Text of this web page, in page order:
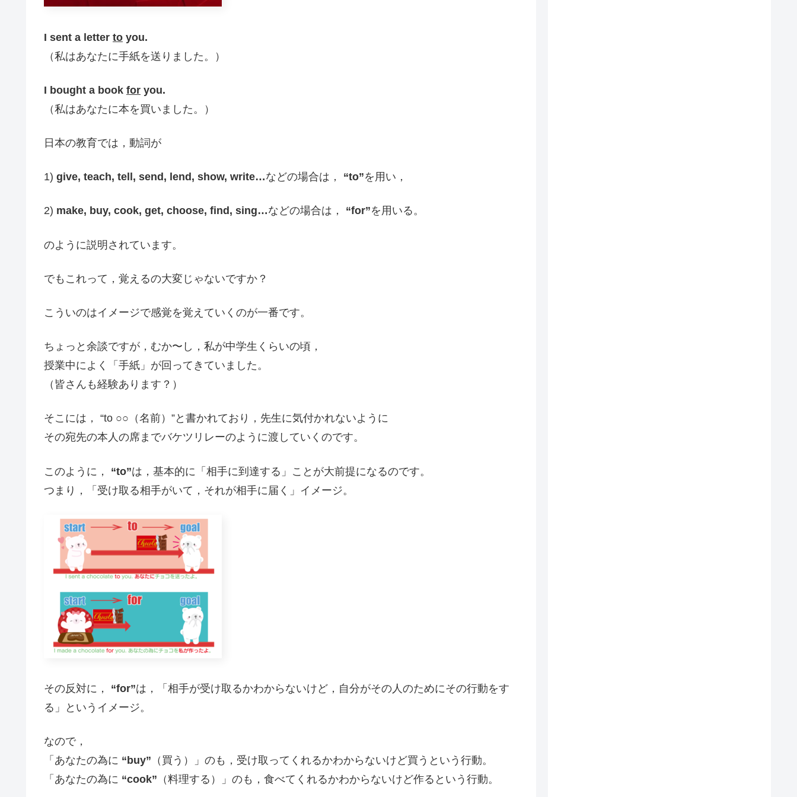
I sent a letter to you.
（私はあなたに手紙を送りました。）
I bought a book for you.
（私はあなたに本を買いました。）
日本の教育では，動詞が
1) give, teach, tell, send, lend, show, write…などの場合は， “to”を用い，
2) make, buy, cook, get, choose, find, sing…などの場合は， “for”を用いる。
のように説明されています。
でもこれって，覚えるの大変じゃないですか？
こういのはイメージで感覚を覚えていくのが一番です。
ちょっと余談ですが，むか〜し，私が中学生くらいの頃，
授業中によく「手紙」が回ってきていました。
（皆さんも経験あります？）
そこには， “to ○○（名前）”と書かれており，先生に気付かれないように
その宛先の本人の席までバケツリレーのように渡していくのです。
このように， “to”は，基本的に「相手に到達する」ことが大前提になるのです。
つまり，「受け取る相手がいて，それが相手に届く」イメージ。
その反対に， “for”は，「相手が受け取るかわからないけど，自分がその人のためにその行動をす
る」というイメージ。
なので，
「あなたの為に “buy” （買う）」のも，受け取ってくれるかわからないけど買うという行動。
「あなたの為に “cook” （料理する）」のも，食べてくれるかわからないけど作るという行動。